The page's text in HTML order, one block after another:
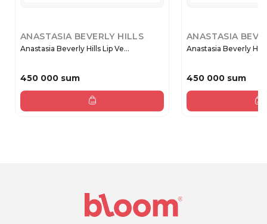
ANASTASIA BEVERLY HILLS
Anastasia Beverly Hills Lip Ve...
450 000 sum
ANASTASIA
Anastasia Beverly
450 000 sum